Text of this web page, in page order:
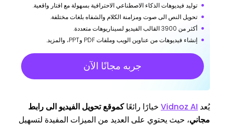
توليد فيديوهات الذكاء الاصطناعي الاحترافية بسهولة مع افتار واقعية.
تحويل النص الى صوت ومزامنة الكلام والشفاه بلغات مختلفة.
أكثر من 3900 القالب الفيديو لسيناريوهات متعددة.
إنشاء فيديوهات من عناوين الويب وملفات PDF وPPT، والمزيد.
جربه مجانًا الآن
يُعد Vidnoz AI خيارًا رائعًاكموقع تحويل الفيديو الى رابط
مجاني، حيث يحتوي على العديد من الميزات المفيدة لتسهيل